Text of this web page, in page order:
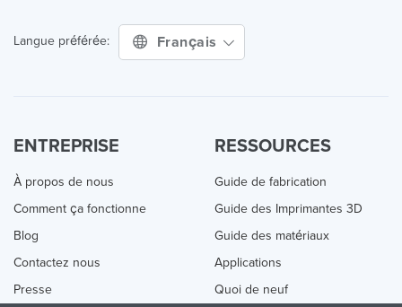
Langue préférée: Français
ENTREPRISE
À propos de nous
Comment ça fonctionne
Blog
Contactez nous
Presse
RESSOURCES
Guide de fabrication
Guide des Imprimantes 3D
Guide des matériaux
Applications
Quoi de neuf